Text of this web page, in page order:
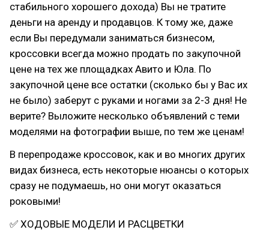
стабильного хорошего дохода) Вы не тратите
деньги на аренду и продавцов. К тому же, даже
если Вы передумали заниматься бизнесом,
кроссовки всегда можно продать по закупочной
цене на тех же площадках Авито и Юла. По
закупочной цене все остатки (сколько бы у Вас их
не было) заберут с руками и ногами за 2-3 дня! Не
верите? Выложите несколько объявлений с теми
моделями на фотографии выше, по тем же ценам!
В перепродаже кроссовок, как и во многих других
видах бизнеса, есть некоторые нюансы о которых
сразу не подумаешь, но они могут оказаться
роковыми!
✅ ХОДОВЫЕ МОДЕЛИ И РАСЦВЕТКИ